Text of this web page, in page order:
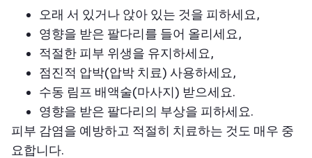
오래 서 있거나 앉아 있는 것을 피하세요,
영향을 받은 팔다리를 들어 올리세요,
적절한 피부 위생을 유지하세요,
점진적 압박(압박 치료) 사용하세요,
수동 림프 배액술(마사지) 받으세요.
영향을 받은 팔다리의 부상을 피하세요.
피부 감염을 예방하고 적절히 치료하는 것도 매우 중
요합니다.